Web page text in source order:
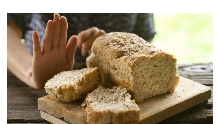
NTV
ACTUALIDAD Y TENDENCIAS
CORPORATIVO Y TRANSPARENCIA
CANAL DE DENUNCIAS
ÁREA DE PROYECTOS